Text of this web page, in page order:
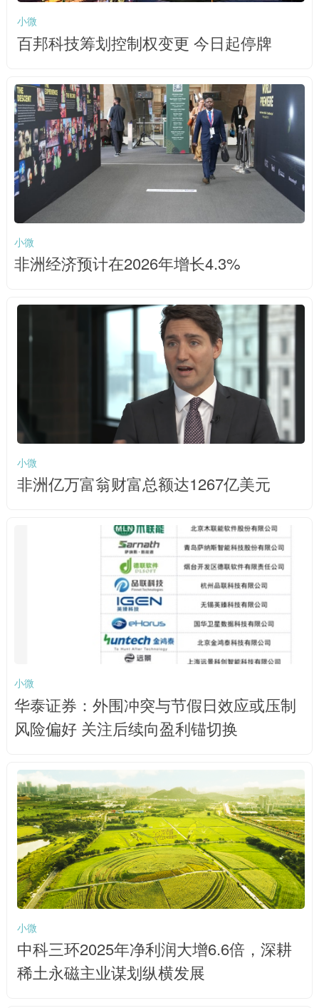
小微
百邦科技筹划控制权变更 今日起停牌
小微
非洲经济预计在2026年增长4.3%
小微
非洲亿万富翁财富总额达1267亿美元
小微
华泰证券：外围冲突与节假日效应或压制
风险偏好 关注后续向盈利锚切换
小微
中科三环2025年净利润大增6.6倍，深耕
稀土永磁主业谋划纵横发展